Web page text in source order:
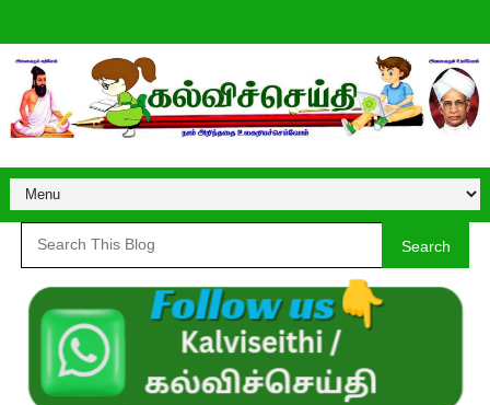
Search